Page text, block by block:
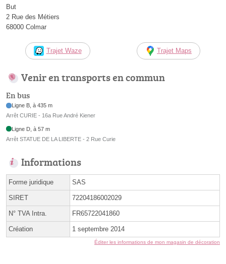
But
2 Rue des Métiers
68000 Colmar
Trajet Waze Trajet Maps
Venir en transports en commun
En bus
Ligne B, à 435 m
Arrêt CURIE - 16a Rue André Kiener
Ligne D, à 57 m
Arrêt STATUE DE LA LIBERTE - 2 Rue Curie
Informations
Forme juridique SAS
SIRET 72204186002029
N° TVA Intra. FR65722041860
Création 1 septembre 2014
Éditer les informations de mon magasin de décoration